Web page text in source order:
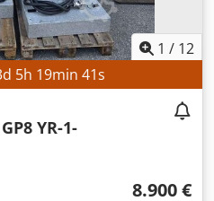
Kurzschlusskapazität: 10 kA
Hersteller: 7,5 kW
Leistungsstarke
Ai Nek Robuste
Maßhaltigkeit
Indexierung Kompakte
Bedienerfreundliche
Geringer
technische Dokumentation
1 / 12
d 5h 19min 40s
YR-1-
8.900 €